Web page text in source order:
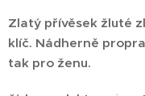
Zlatý přívěsek žluté
klíč. Nádherně
tak pro ženu.